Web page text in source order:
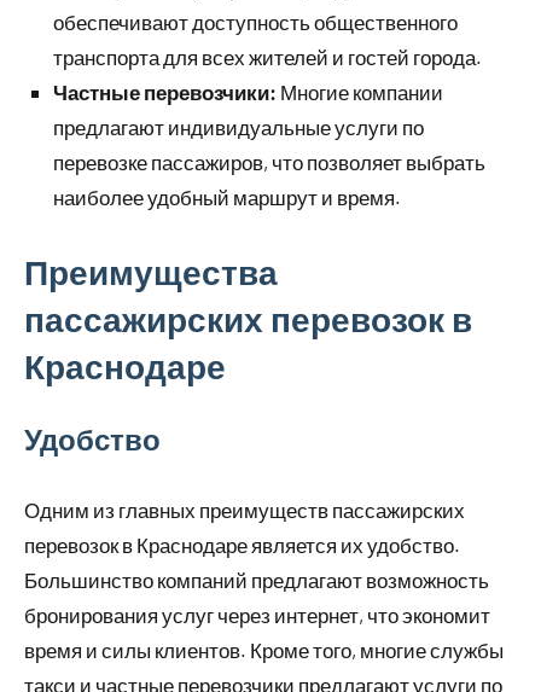
обеспечивают доступность общественного
транспорта для всех жителей и гостей города.
Частные перевозчики: Многие компании
предлагают индивидуальные услуги по
перевозке пассажиров, что позволяет выбрать
наиболее удобный маршрут и время.
Преимущества
пассажирских перевозок в
Краснодаре
Удобство
Одним из главных преимуществ пассажирских
перевозок в Краснодаре является их удобство.
Большинство компаний предлагают возможность
бронирования услуг через интернет, что экономит
время и силы клиентов. Кроме того, многие службы
такси и частные перевозчики предлагают услуги по